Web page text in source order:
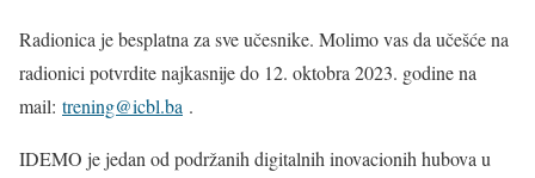
Radionica je besplatna za sve učesnike. Molimo vas da učešće na
radionici potvrdite najkasnije do 12. oktobra 2023. godine na
mail: trening@icbl.ba .
IDEMO je jedan od podržanih digitalnih inovacionih hubova u